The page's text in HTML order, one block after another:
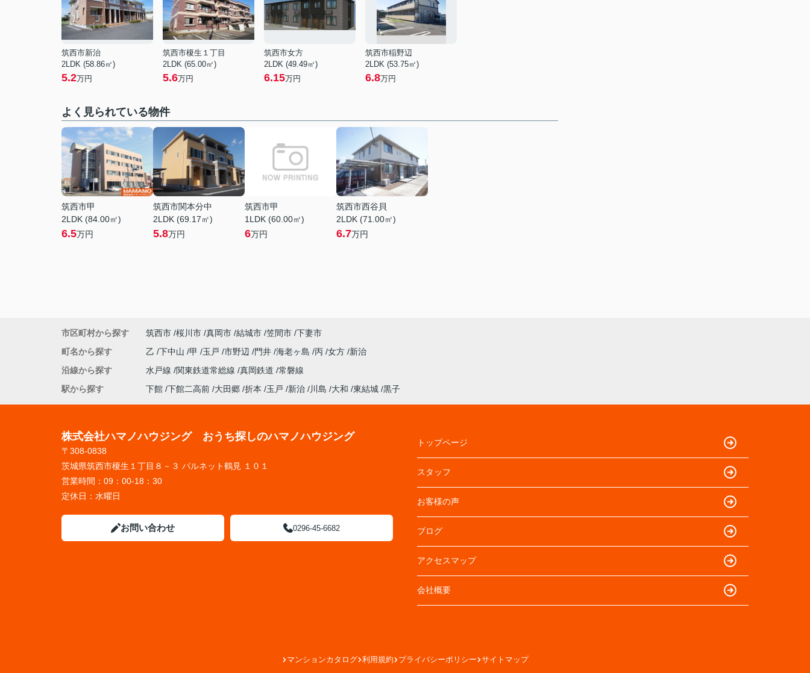
筑西市新治
2LDK (58.86㎡)
5.2万円
筑西市榎生１丁目
2LDK (65.00㎡)
5.6万円
筑西市女方
2LDK (49.49㎡)
6.15万円
筑西市稲野辺
2LDK (53.75㎡)
6.8万円
よく見られている物件
筑西市甲
2LDK (84.00㎡)
6.5万円
筑西市関本分中
2LDK (69.17㎡)
5.8万円
筑西市甲
1LDK (60.00㎡)
6万円
筑西市西谷貝
2LDK (71.00㎡)
6.7万円
市区町村から探す 筑西市 桜川市 真岡市 結城市 笠間市 下妻市
町名から探す
乙 下中山 甲 玉戸 市野辺 門井 海老ヶ島 丙 女方 新治
沿線から探す
水戸線 関東鉄道常総線 真岡鉄道 常磐線
駅から探す
下館 下館二高前 大田郷 折本 玉戸 新治 川島 大和 東結城 黒子
株式会社ハマノハウジング おうち探しのハマノハウジング
〒308-0838
茨城県筑西市榎生１丁目８－３ パルネット鶴見 １０１
営業時間： 09：00-18：30
定休日： 水曜日
お問い合わせ 0296-45-6682
トップページ
スタッフ
お客様の声
ブログ
アクセスマップ
会社概要
マンションカタログ 利用規約 プライバシーポリシー サイトマップ